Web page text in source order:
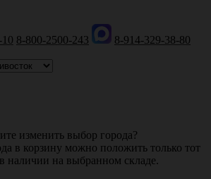
8-800-2500-243
8-914-329-38-80
изменить выбор города?
в корзину можно положить только тот
наличии на выбранном складе.